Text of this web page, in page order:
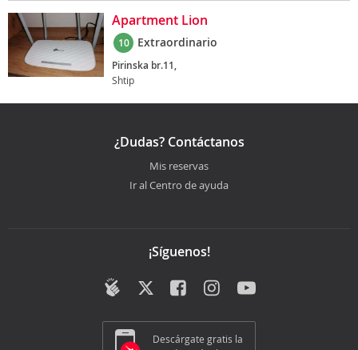
Apartment Lion
10 Extraordinario
Pirinska br.11,
Shtip
¿Dudas? Contáctanos
Mis reservas
Ir al Centro de ayuda
¡Síguenos!
Descárgate gratis la